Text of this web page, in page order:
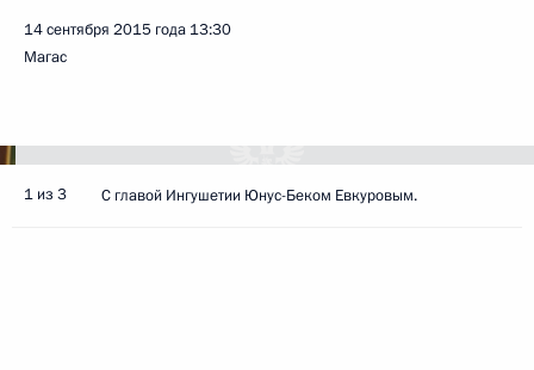
14 сентября 2015 года 13:30
Магас
1 из 3 С главой Ингушетии Юнус-Беком Евкуровым.